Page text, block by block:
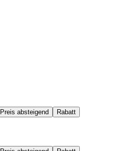
Preis absteigend Rabatt